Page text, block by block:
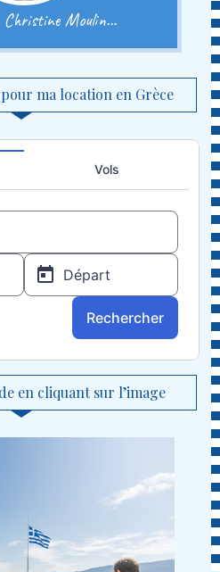
Christine Moulin...
pour ma location en Grèce
en cliquant sur l’image